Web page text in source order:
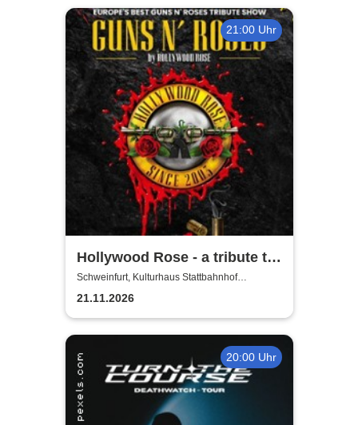
21:00 Uhr
Hollywood Rose - a tribute to
Guns N' Roses
Schweinfurt, Kulturhaus Stattbahnhof
Schweinfurt
21.11.2026
20:00 Uhr